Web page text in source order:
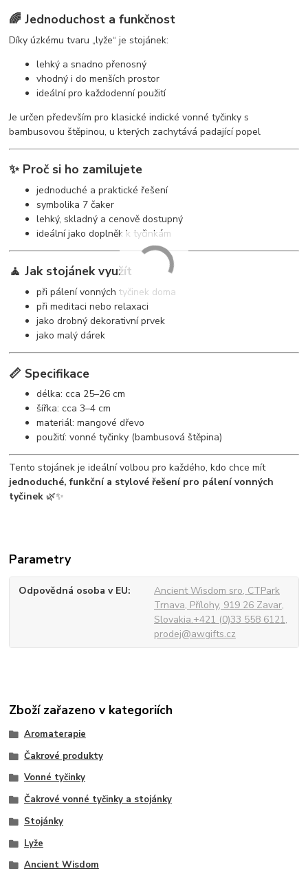
🌈 Jednoduchost a funkčnost
Díky úzkému tvaru „lyže“ je stojánek:
lehký a snadno přenosný
vhodný i do menších prostor
ideální pro každodenní použití
Je určen především pro klasické indické vonné tyčinky s
bambusovou štěpinou, u kterých zachytává padající popel
✨ Proč si ho zamilujete
jednoduché a praktické řešení
symbolika 7 čaker
lehký, skladný a cenově dostupný
ideální jako doplněk k tyčinkám
🧘 Jak stojánek využít
při pálení vonných tyčinek doma
při meditaci nebo relaxaci
jako drobný dekorativní prvek
jako malý dárek
📏 Specifikace
délka: cca 25–26 cm
šířka: cca 3–4 cm
materiál: mangové dřevo
použití: vonné tyčinky (bambusová štěpina)
Tento stojánek je ideální volbou pro každého, kdo chce mít
jednoduché, funkční a stylové řešení pro pálení vonných
tyčinek 🌿✨
Parametry
Odpovědná osoba v EU
Ancient Wisdom sro, CTPark
Trnava, Přílohy, 919 26 Zavar,
Slovakia.+421 (0)33 558 6121,
prodej@awgifts.cz
Zboží zařazeno v kategoriích
Aromaterapie
Čakrové produkty
Vonné tyčinky
Čakrové vonné tyčinky a stojánky
Stojánky
Lyže
Ancient Wisdom